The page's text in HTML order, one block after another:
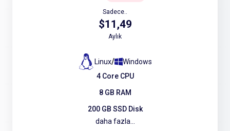
Sadece..
$11,49
Aylık
Linux/
Windows
4 Core CPU
8 GB RAM
200 GB SSD Disk
daha fazla...